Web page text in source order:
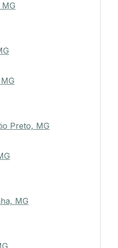
Preto, MG
MG